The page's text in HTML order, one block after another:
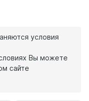
условия
Вы можете
сайте